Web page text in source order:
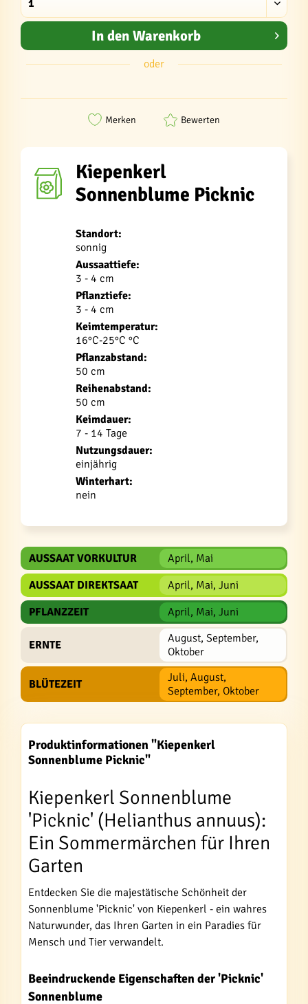
In den Warenkorb
oder
Merken Bewerten
Kiepenkerl
Sonnenblume Picknic
Standort:
sonnig
Aussaattiefe:
3 - 4 cm
Pflanztiefe:
3 - 4 cm
Keimtemperatur:
16°C-25°C °C
Pflanzabstand:
50 cm
Reihenabstand:
50 cm
Keimdauer:
7 - 14 Tage
Nutzungsdauer:
einjährig
Winterhart:
nein
AUSSAAT VORKULTUR
April, Mai
AUSSAAT DIREKTSAAT
April, Mai, Juni
PFLANZZEIT
April, Mai, Juni
ERNTE
August, September,
Oktober
BLÜTEZEIT
Juli, August,
September, Oktober
Produktinformationen "Kiepenkerl
Sonnenblume Picknic"
Kiepenkerl Sonnenblume
'Picknic' (Helianthus annuus):
Ein Sommermärchen für Ihren
Garten
Entdecken Sie die majestätische Schönheit der
Sonnenblume 'Picknic' von Kiepenkerl - ein wahres
Naturwunder, das Ihren Garten in ein Paradies für
Mensch und Tier verwandelt.
Beeindruckende Eigenschaften der 'Picknic'
Sonnenblume